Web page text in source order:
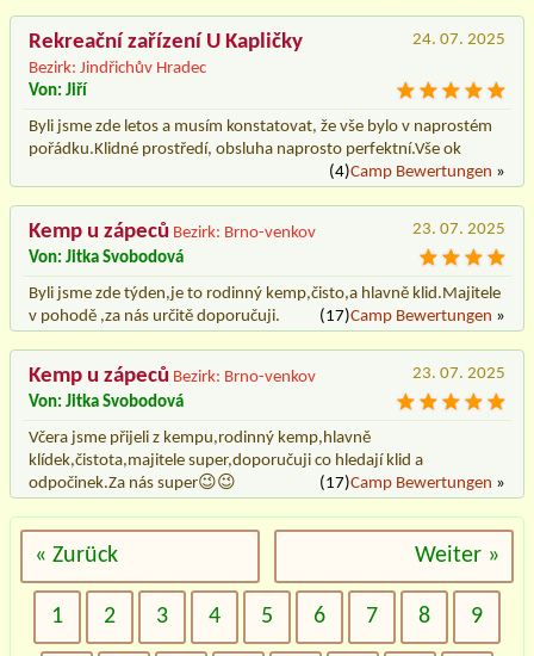
Rekreační zařízení U Kapličky
Bezirk: Jindřichův Hradec
24. 07. 2025
Von: Jiří
Byli jsme zde letos a musím konstatovat, že vše bylo v naprostém
pořádku.Klidné prostředí, obsluha naprosto perfektní.Vše ok
(4)Camp Bewertungen »
Kemp u zápeců Bezirk: Brno-venkov
23. 07. 2025
Von: Jitka Svobodová
Byli jsme zde týden,je to rodinný kemp,čisto,a hlavně klid.Majitele
v pohodě ,za nás určitě doporučuji.
(17)Camp Bewertungen »
Kemp u zápeců Bezirk: Brno-venkov
23. 07. 2025
Von: Jitka Svobodová
Včera jsme přijeli z kempu,rodinný kemp,hlavně
klídek,čistota,majitele super,doporučuji co hledají klid a
odpočinek.Za nás super😉😉
(17)Camp Bewertungen »
« Zurück Weiter »
1 2 3 4 5 6 7 8 9